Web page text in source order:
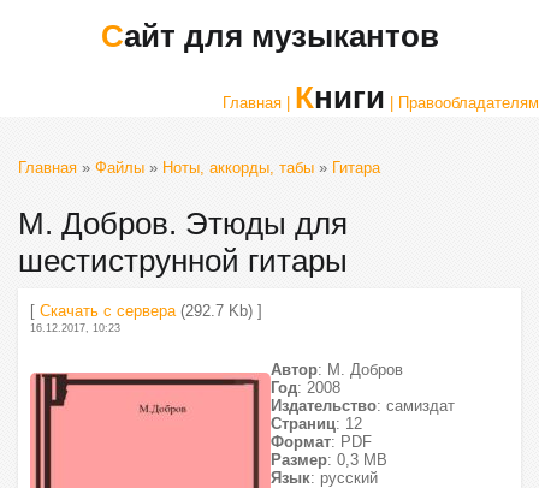
Сайт для музыкантов
Главная | Книги | Правообладателям
Главная » Файлы » Ноты, аккорды, табы » Гитара
М. Добров. Этюды для
шестиструнной гитары
[ Скачать с сервера(292.7 Kb) ]
16.12.2017, 10:23
Автор: М. Добров
Год: 2008
Издательство: самиздат
Страниц: 12
Формат: PDF
Размер: 0,3 МВ
Язык: русский